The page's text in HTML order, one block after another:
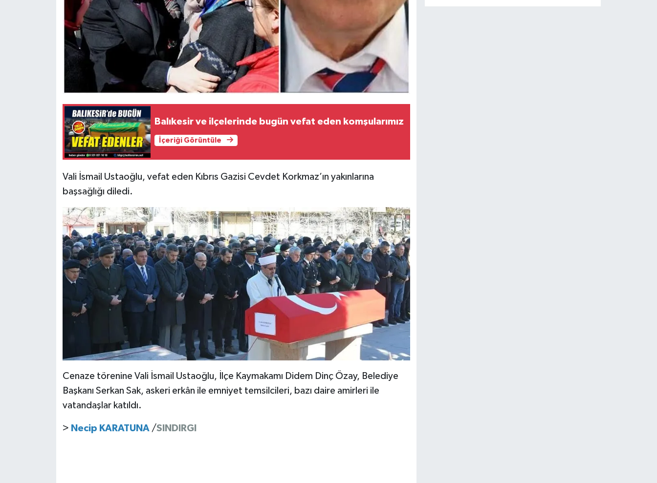
Balıkesir ve ilçelerinde bugün vefat eden komşularımız
İçeriği Görüntüle
Vali İsmail Ustaoğlu, vefat eden Kıbrıs Gazisi Cevdet Korkmaz’ın yakınlarına
başsağlığı diledi.
Cenaze törenine Vali İsmail Ustaoğlu, İlçe Kaymakamı Didem Dinç Özay, Belediye
Başkanı Serkan Sak, askeri erkân ile emniyet temsilcileri, bazı daire amirleri ile
vatandaşlar katıldı.
> Necip KARATUNA /SINDIRGI